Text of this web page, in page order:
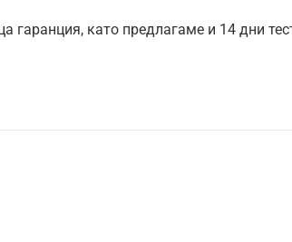
гаранция, като предлагаме и 14 дни